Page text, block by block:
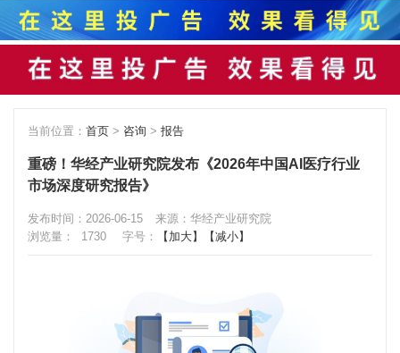
当前位置： 首页 > 咨询 > 报告
重磅！华经产业研究院发布《2026年中国AI医疗行业
市场深度研究报告》
发布时间：2026-06-15
来源：华经产业研究院
浏览量：
1730 字号： 【加大】 【减小】